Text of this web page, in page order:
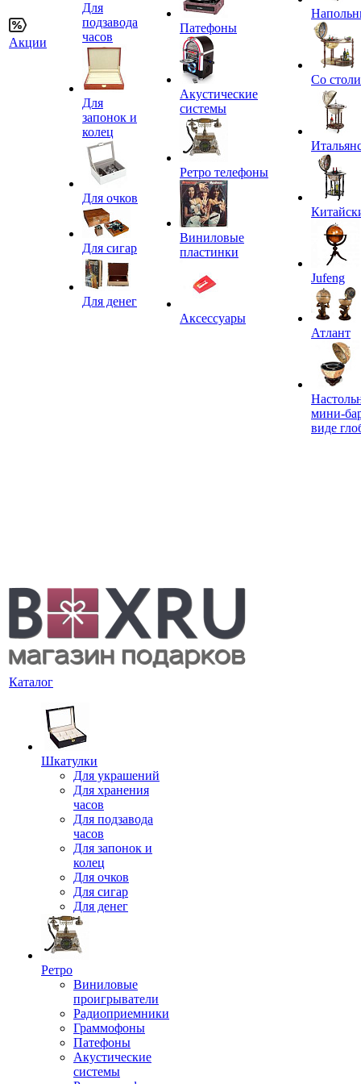
Акции
Для
подзавода
часов
Для
запонок и
колец
Для очков
Для сигар
Для денег
Патефоны
Акустические
системы
Ретро телефоны
Виниловые
пластинки
Аксессуары
Со
Jufeng
Атлант
мини-
виде
Каталог
Шкатулки
Для украшений
Для хранения
часов
Для подзавода
часов
Для запонок и
колец
Для очков
Для сигар
Для денег
Ретро
Виниловые
проигрыватели
Радиоприемники
Граммофоны
Патефоны
Акустические
системы